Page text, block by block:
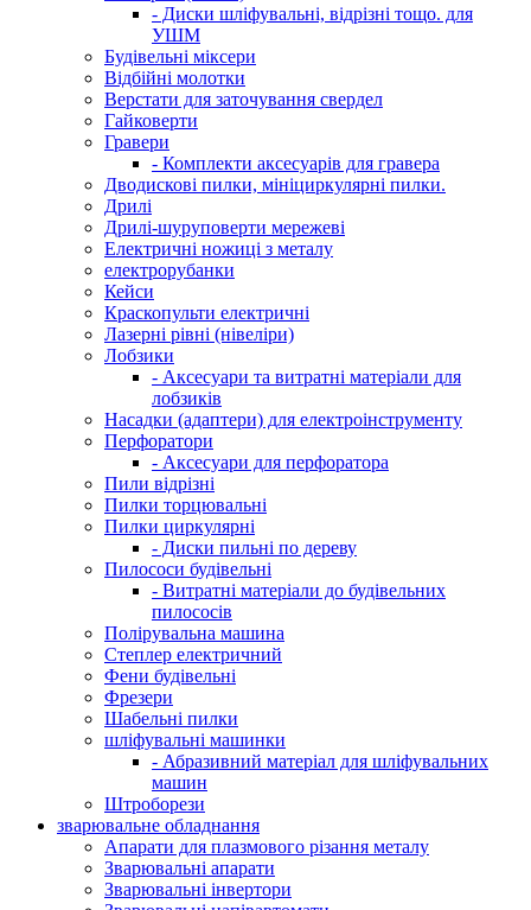
- Диски шліфувальні, відрізні тощо. для
УШМ
Будівельні міксери
Відбійні молотки
Верстати для заточування свердел
Гайковерти
Гравери
- Комплекти аксесуарів для гравера
Дводискові пилки, мініциркулярні пилки.
Дрилі
Дрилі-шуруповерти мережеві
Електричні ножиці з металу
електрорубанки
Кейси
Краскопульти електричні
Лазерні рівні (нівеліри)
Лобзики
- Аксесуари та витратні матеріали для
лобзиків
Насадки (адаптери) для електроінструменту
Перфоратори
- Аксесуари для перфоратора
Пили відрізні
Пилки торцювальні
Пилки циркулярні
- Диски пильні по дереву
Пилососи будівельні
- Витратні матеріали до будівельних
пилососів
Полірувальна машина
Степлер електричний
Фени будівельні
Фрезери
Шабельні пилки
шліфувальні машинки
- Абразивний матеріал для шліфувальних
машин
Штроборези
зварювальне обладнання
Апарати для плазмового різання металу
Зварювальні апарати
Зварювальні інвертори